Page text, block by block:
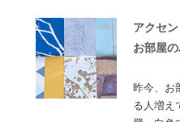
アクセ
お部屋
昨今、お
る人増え